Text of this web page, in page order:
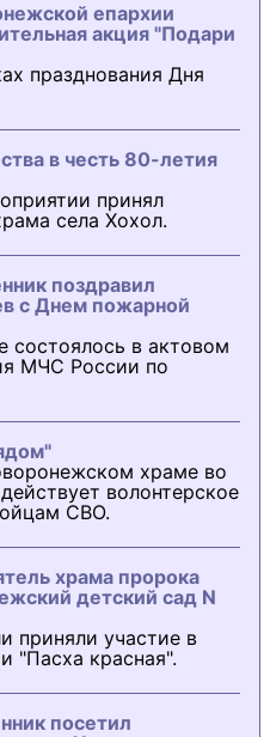
епархии
акция "Подари
празднования Дня
в честь 80-летия
принял
села Хохол.
поздравил
с Днем пожарной
состоялось в актовом
МЧС России по
храме во
волонтерское
СВО.
храма пророка
детский сад N
приняли участие в
"Пасха красная".
посетил